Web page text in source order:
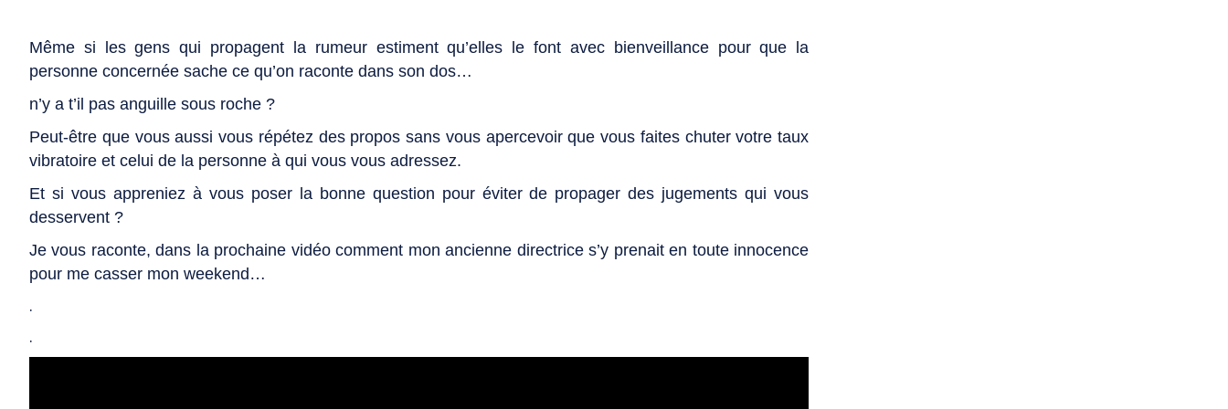
Même si les gens qui propagent la rumeur estiment qu’elles le font avec bienveillance pour que la
personne concernée sache ce qu’on raconte dans son dos…
n’y a t’il pas anguille sous roche ?
Peut-être que vous aussi vous répétez des propos sans vous apercevoir que vous faites chuter votre taux
vibratoire et celui de la personne à qui vous vous adressez.
Et si vous appreniez à vous poser la bonne question pour éviter de propager des jugements qui vous
desservent ?
Je vous raconte, dans la prochaine vidéo comment mon ancienne directrice s’y prenait en toute innocence
pour me casser mon weekend…
.
.